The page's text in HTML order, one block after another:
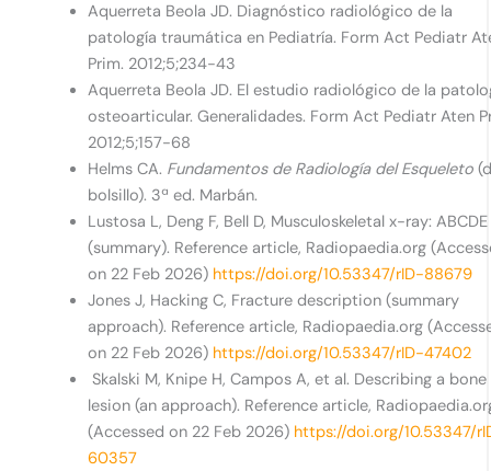
Aquerreta Beola JD. Diagnóstico radiológico de la
patología traumática en Pediatría. Form Act Pediatr
Prim. 2012;5;234-43
Aquerreta Beola JD. El estudio radiológico de la
osteoarticular. Generalidades. Form Act Pediatr Aten
2012;5;157-68
Helms CA. Fundamentos de Radiología del Esqueleto
bolsillo). 3ª ed. Marbán.
Lustosa L, Deng F, Bell D, Musculoskeletal x-ray: ABCDE
(summary). Reference article, Radiopaedia.org
on 22 Feb 2026) https://doi.org/10.53347/rID-88679
Jones J, Hacking C, Fracture description (summary
approach). Reference article, Radiopaedia.org
on 22 Feb 2026) https://doi.org/10.53347/rID-47402
Skalski M, Knipe H, Campos A, et al. Describing a bone
lesion (an approach). Reference article,
(Accessed on 22 Feb 2026) https://doi.org/10.53347/
60357